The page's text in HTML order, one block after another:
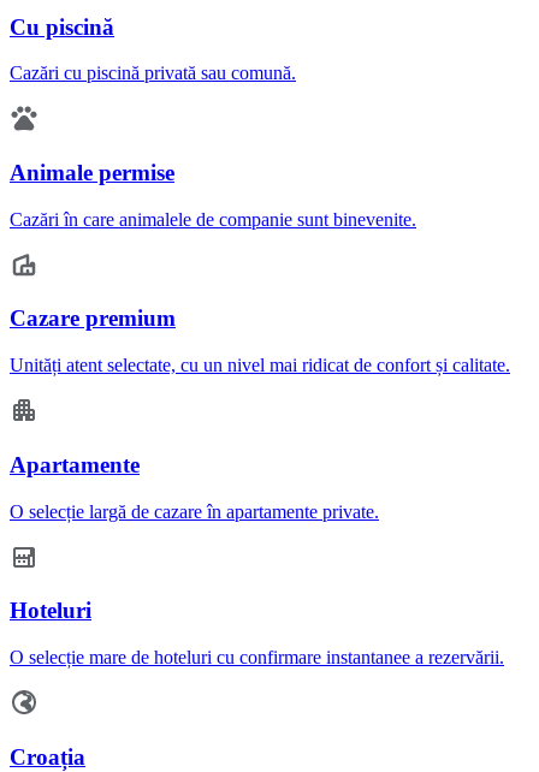
Cu piscină
Cazări cu piscină privată sau comună.
Animale permise
Cazări în care animalele de companie sunt binevenite.
Cazare premium
Unități atent selectate, cu un nivel mai ridicat de confort și calitate.
Apartamente
O selecție largă de cazare în apartamente private.
Hoteluri
O selecție mare de hoteluri cu confirmare instantanee a rezervării.
Croația